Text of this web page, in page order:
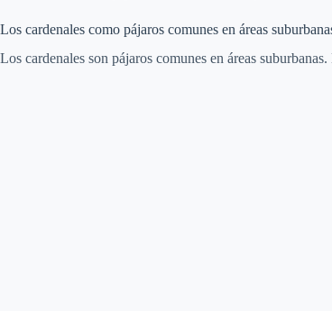
Los cardenales como pájaros comunes en áreas
Los cardenales son pájaros comunes en áreas